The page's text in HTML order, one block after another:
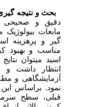
بحث و نتیجه
مایعات
گیر و پرهزینه
مناسب و بهبود
اسید می­توان
انتظار داشت و
آزمایشگاهی و
نمود. براساس این